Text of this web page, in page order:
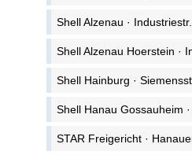
Shell Alzenau ·
Shell Alzenau Hoerstein ·
Shell Hainburg ·
Shell Hanau Gossauheim
STAR Freigericht ·